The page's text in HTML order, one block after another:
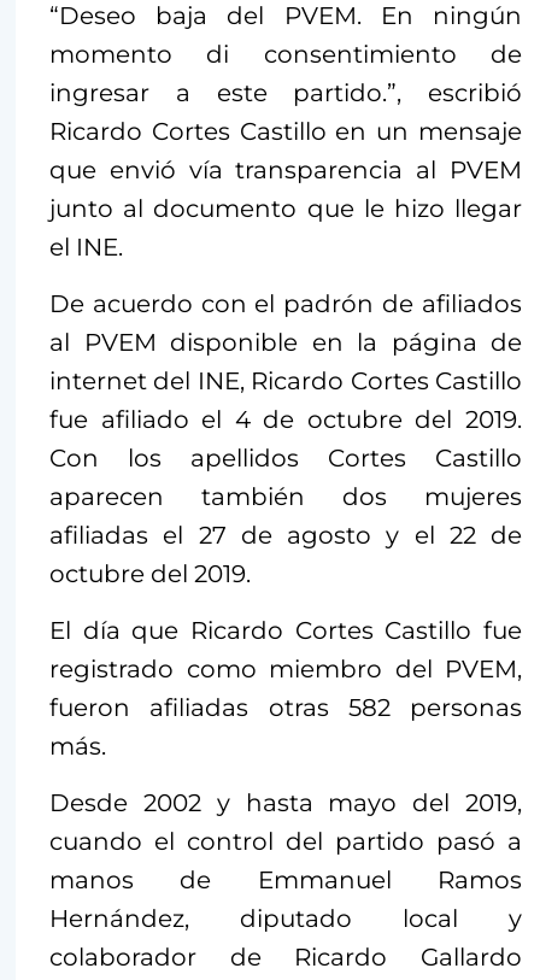
“Deseo baja del PVEM. En ningún
momento di consentimiento de
ingresar a este partido.”, escribió
Ricardo Cortes Castillo en un mensaje
que envió vía transparencia al PVEM
junto al documento que le hizo llegar
el INE.
De acuerdo con el padrón de afiliados
al PVEM disponible en la página de
internet del INE, Ricardo Cortes Castillo
fue afiliado el 4 de octubre del 2019.
Con los apellidos Cortes Castillo
aparecen también dos mujeres
afiliadas el 27 de agosto y el 22 de
octubre del 2019.
El día que Ricardo Cortes Castillo fue
registrado como miembro del PVEM,
fueron afiliadas otras 582 personas
más.
Desde 2002 y hasta mayo del 2019,
cuando el control del partido pasó a
manos de Emmanuel Ramos
Hernández, diputado local y
colaborador de Ricardo Gallardo